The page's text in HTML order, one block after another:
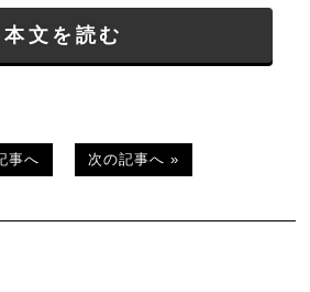
本文を読む
事へ 次の記事へ »